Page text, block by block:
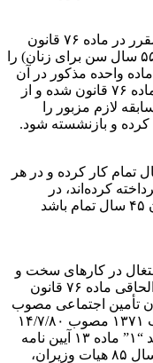
لذا هر زمان که بیمه شده حداقل شرایط مقرر در ماده ۷۶ قانون
(۱۰ سال سابقه و ۶۰ سال برای مردان و ۵۵ سال سن برای زنان) را
مقرر در جزء ۳ بند” ب”‌ ماده واحده مذکور در آن
زمان، جایگزین ۱۰ سال سابقه مذکور در ماده ۷۶ قانون شده و از
لازم مزبور را
و بازنشسته شود.
این تبصره بیمه‌شدگانی که ۳۰ سال تمام کار کرده و در هر
کرده‌اند، در
صورتی که سن مردان ۵۰ سال و سن زنان ۴۵ سال تمام باشد
اشتغال در کارهای سخت و
زیان آور: به موجب قانون اصلاح تبصره ۲ الحاقی ماده ۷۶ قانون
۷۲ و ۷۷ و تبصره ماده ۷۶ قانون تأمین اجتماعی مصوب
۱۳۵۴ و الحاق دو تبصره به ماده ۷۶ مصوب ۱۳۷۱ مصوب ۱۴/۷/۸۰
مجمع تشخیص مصلحت نظام و همچنین بند “۱” ماده ۱۳ آیین نامه
اجرایی مشاغل سخت و زیان آور مصوب سال ۸۵ هیات وزیران،